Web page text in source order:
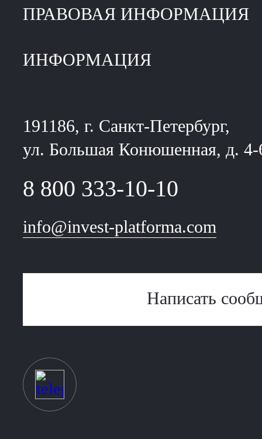
ПРАВОВАЯ ИНФОРМАЦИЯ
ИНФОРМАЦИЯ
191186, г. Санкт-Петербург,
ул. Большая Конюшенная, д.
8 800 333-10-10
info@invest-platforma.com
Написать